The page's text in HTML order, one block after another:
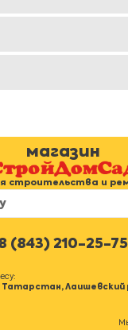
магазин
строительства и
(843) 210-25-75
Татарстан, Лаишевский